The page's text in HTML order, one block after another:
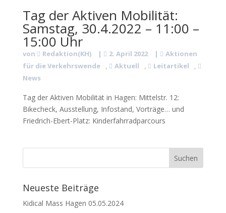
Tag der Aktiven Mobilität:
Samstag, 30.4.2022 – 11:00 –
15:00 Uhr
von Redaktion(KH) | 2. April 2022 |
Aktionen
für die Verkehrswende
, Aktuell , Leitartikel
,
News
Tag der Aktiven Mobilität in Hagen: Mittelstr. 12:
Bikecheck, Ausstellung, Infostand, Vorträge… und
Friedrich-Ebert-Platz: Kinderfahrradparcours
Neueste Beiträge
Kidical Mass Hagen 05.05.2024